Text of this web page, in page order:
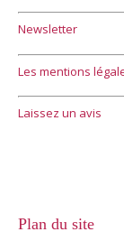
Newsletter
Les mentions
Laissez un avis
Plan du site